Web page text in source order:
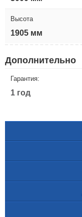
Высота
1905 мм
Дополнительно
Гарантия:
1 год